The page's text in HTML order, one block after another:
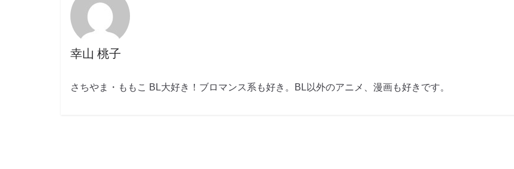
幸山 桃子
さちやま・ももこ BL大好き！ブロマンス系も好き。BL以外のアニメ、漫画も好きです。